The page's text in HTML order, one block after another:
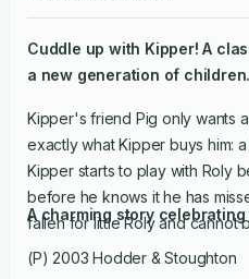
Cuddle up with Kipper! A
a new generation of
Kipper's friend Pig only wants
exactly what Kipper buys him:
Kipper starts to play with Roly
before he knows it he has
fallen for little Roly and cannot
A charming story
(P) 2003 Hodder & Stoughton